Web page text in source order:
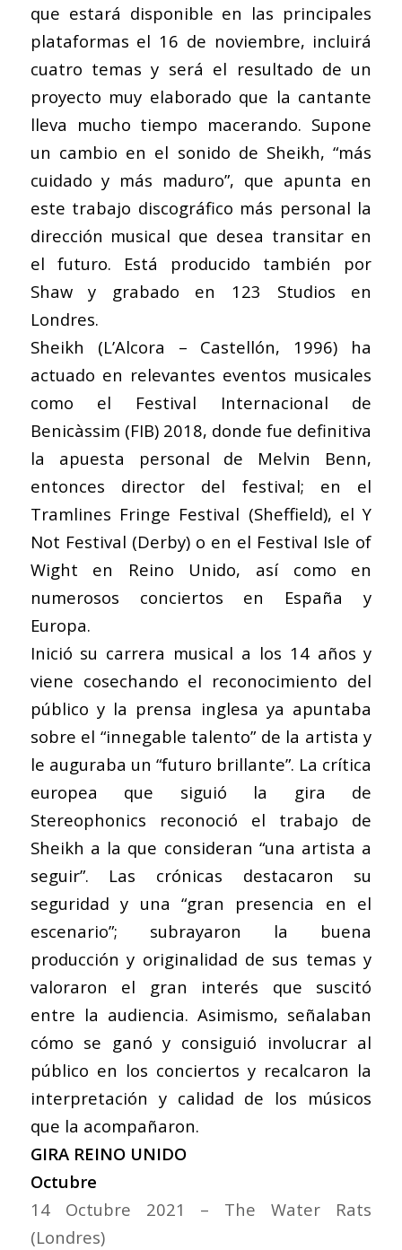
que estará disponible en las principales
plataformas el 16 de noviembre, incluirá
cuatro temas y será el resultado de un
proyecto muy elaborado que la cantante
lleva mucho tiempo macerando. Supone
un cambio en el sonido de Sheikh, “más
cuidado y más maduro”, que apunta en
este trabajo discográfico más personal la
dirección musical que desea transitar en
el futuro. Está producido también por
Shaw y grabado en 123 Studios en
Londres.
Sheikh (L’Alcora – Castellón, 1996) ha
actuado en relevantes eventos musicales
como el Festival Internacional de
Benicàssim (FIB) 2018, donde fue definitiva
la apuesta personal de Melvin Benn,
entonces director del festival; en el
Tramlines Fringe Festival (Sheffield), el Y
Not Festival (Derby) o en el Festival Isle of
Wight en Reino Unido, así como en
numerosos conciertos en España y
Europa.
Inició su carrera musical a los 14 años y
viene cosechando el reconocimiento del
público y la prensa inglesa ya apuntaba
sobre el “innegable talento” de la artista y
le auguraba un “futuro brillante”. La crítica
europea que siguió la gira de
Stereophonics reconoció el trabajo de
Sheikh a la que consideran “una artista a
seguir”. Las crónicas destacaron su
seguridad y una “gran presencia en el
escenario”; subrayaron la buena
producción y originalidad de sus temas y
valoraron el gran interés que suscitó
entre la audiencia. Asimismo, señalaban
cómo se ganó y consiguió involucrar al
público en los conciertos y recalcaron la
interpretación y calidad de los músicos
que la acompañaron.
GIRA REINO UNIDO
Octubre
14 Octubre 2021 – The Water Rats
(Londres)